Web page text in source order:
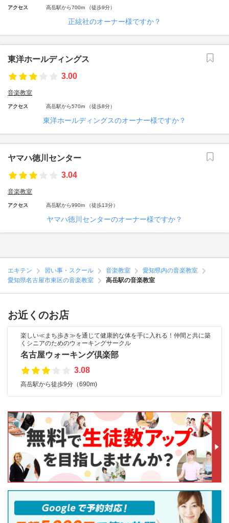
アクセス 高岳駅から700m （徒歩9分）
正絃社のオーナー様ですか？
東洋ホールディングス
3.00
音楽教室
アクセス 高岳駅から570m （徒歩8分）
東洋ホールディングスのオーナー様ですか？
ヤマハ徳川センター
3.04
音楽教室
アクセス 高岳駅から990m （徒歩13分）
ヤマハ徳川センターのオーナー様ですか？
エキテン 習い事・スクール 音楽教室
愛知県内の音楽教室
愛知県名古屋市東区の音楽教室
高岳駅の音楽教室
お近くのお店
楽しい≪まち歩き≫を通じて健康的な体を手に入れる！仲間と共に築
くシニアのためのウォーキングサークル
名古屋ウォーキング倶楽部
3.08
高岳駅から徒歩9分（690m)